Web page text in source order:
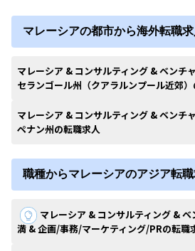
マレーシアの都市から海外転職
マレーシア & コンサルティング & ベンチ
セランゴール州（クアラルンプール近郊
マレーシア & コンサルティング & ベンチ
ペナン州の転職求人
職種からマレーシアのアジア転
マレーシア & コンサルティング &
満 & 企画/事務/マーケティング/PRの転職